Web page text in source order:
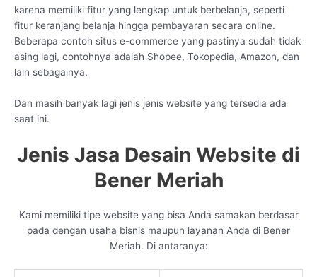
karena memiliki fitur yang lengkap untuk berbelanja, seperti
fitur keranjang belanja hingga pembayaran secara online.
Beberapa contoh situs e-commerce yang pastinya sudah tidak
asing lagi, contohnya adalah Shopee, Tokopedia, Amazon, dan
lain sebagainya.
Dan masih banyak lagi jenis jenis website yang tersedia ada
saat ini.
Jenis Jasa Desain Website di
Bener Meriah
Kami memiliki tipe website yang bisa Anda samakan berdasar
pada dengan usaha bisnis maupun layanan Anda di Bener
Meriah. Di antaranya: